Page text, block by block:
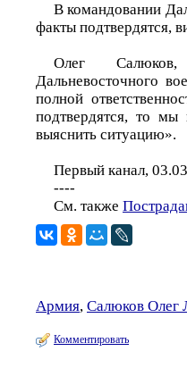
В командовании
факты подтвердятся,
Олег Салюков,
Дальневосточного
полной
подтвердятся, то
выяснить ситуацию».
Первый канал,
----
См. также
Армия, Салюков Олег
Комментировать